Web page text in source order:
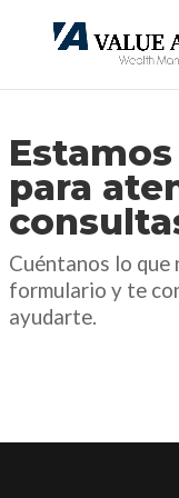
para
Cuéntanos lo que
formulario y te
ayudarte.